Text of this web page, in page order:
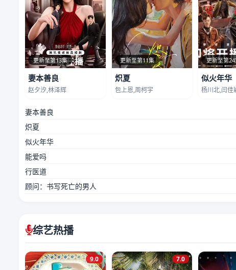
更新至第13集
妻本善良
赵夕汐,林泽辉
更新至第11集
炽夏
包上恩,周柯宇
更新至第
似火年华
杨川北,闫佳
妻本善良
炽夏
似火年华
能爱吗
行医道
顾问：书写死亡的男人
综艺热播
9.0 7.0